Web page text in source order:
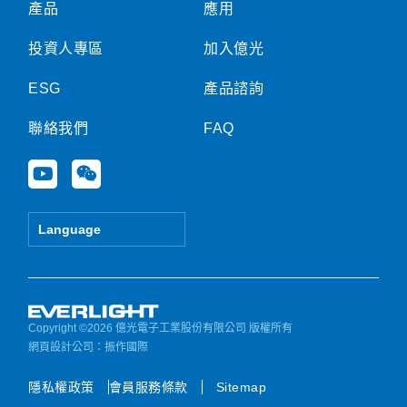
產品
投資人專區
ESG
聯絡我們
Y
o
u
e
W
e
i
Language
應用
加入億光
產品諮詢
FAQ
Copyright ©2026 億光電子工業股份有限公司 版權所有
網頁設計公司 ：振作國際
隱私權政策 會員服務條款 Sitemap